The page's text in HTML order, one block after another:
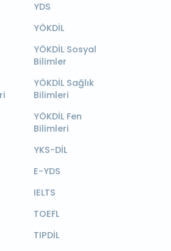
YDS
YÖKDİL
YÖKDİL Sosyal
Bilimler
YÖKDİL Sağlık
Bilimleri
YÖKDİL Fen
Bilimleri
YKS-DİL
E-YDS
IELTS
TOEFL
TIPDİL